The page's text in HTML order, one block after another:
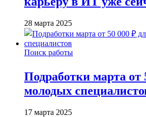
28 марта 2025
Поиск работы
Подработки марта от
молодых
17 марта 2025